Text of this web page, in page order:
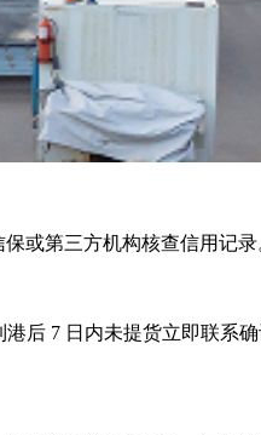
第三方机构核查信用记录
7 日内未提货立即联系